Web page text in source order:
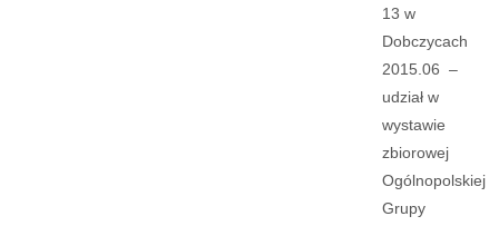
13 w
Dobczycach
2015.06 –
udział w
wystawie
zbiorowej
Ogólnopolskiej
Grupy